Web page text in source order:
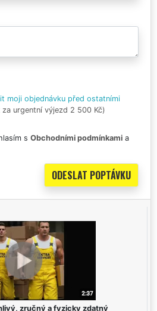
moji objednávku před ostatními
urgentní výjezd 2 500 Kč)
s Obchodními podmínkami a
zručný a fyzicky zdatný